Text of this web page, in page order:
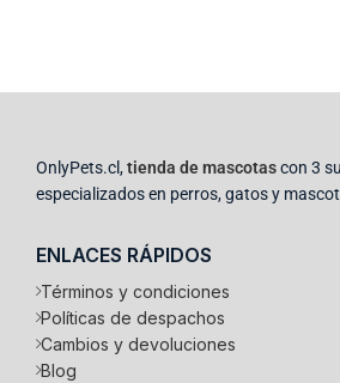
OnlyPets.cl,tienda de mascotascon 3
especializados en perros, gatos y
ENLACES RÁPIDOS
Términos y condiciones
Políticas de despachos
Cambios y devoluciones
Blog